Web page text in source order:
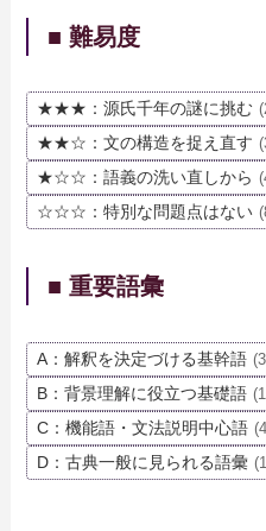
■ 難易度
★★★：源氏千年の謎に挑む
★★☆：文の構造を捉え直す
★☆☆：語義の洗い直しから
☆☆☆：特別な問題点はない
■ 重要語彙
A：解釈を決定づける基幹語
B：背景理解に役立つ基礎語
C：機能語・文法説明中心語
D：古典一般に見られる語彙